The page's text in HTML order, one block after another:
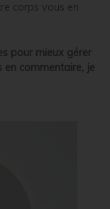
corps vous en
pour mieux gérer
en commentaire, je